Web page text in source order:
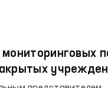
мониторинговых
области